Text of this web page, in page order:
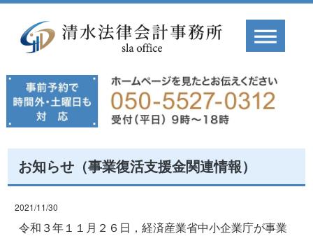
お知らせ（事業復活支援金関連情報）
2021/11/30
令和３年１１月２６日，経済産業省中小企業庁が事業